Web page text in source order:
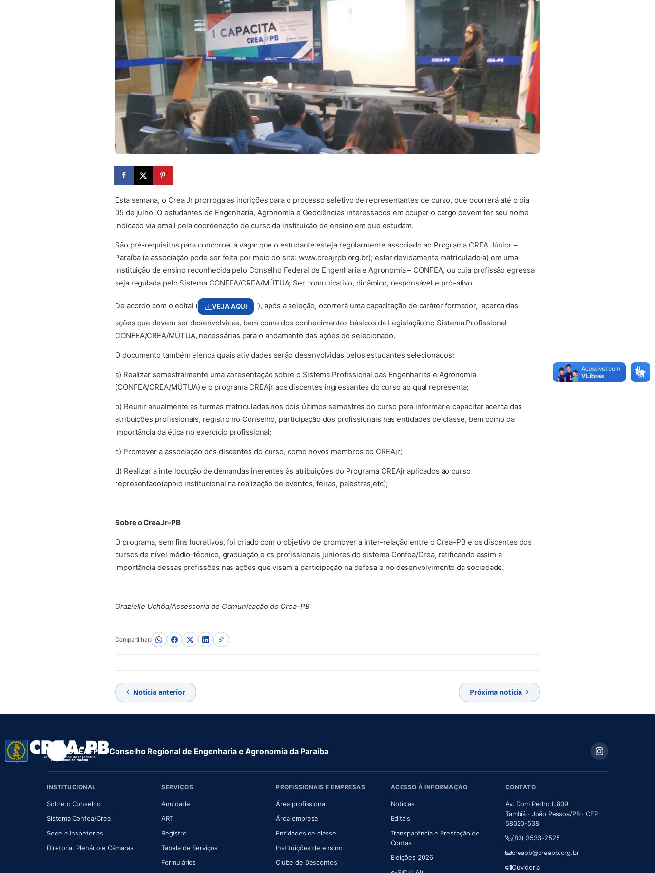
Esta semana, o Crea Jr prorroga as incrições para o processo seletivo de representantes de curso, que ocorrerá até o dia
05 de julho. O estudantes de Engenharia, Agronomia e Geociências interessados em ocupar o cargo devem ter seu nome
indicado via email pela coordenação de curso da instituição de ensino em que estudam.
São pré-requisitos para concorrer à vaga: que o estudante esteja regularmente associado ao Programa CREA Júnior –
Paraíba (a associação pode ser feita por meio do site: www.creajrpb.org.br); estar devidamente matriculado(a) em uma
instituição de ensino reconhecida pelo Conselho Federal de Engenharia e Agronomia – CONFEA, ou cuja profissão egressa
seja regulada pelo Sistema CONFEA/CREA/MÚTUA; Ser comunicativo, dinâmico, responsável e pró-ativo.
De acordo com o edital ( VEJA AQUI
), após a seleção, ocorrerá uma capacitação de caráter formador, acerca das
ações que devem ser desenvolvidas, bem como dos conhecimentos básicos da Legislação no Sistema Profissional
CONFEA/CREA/MÚTUA, necessárias para o andamento das ações do selecionado.
O documento também elenca quais atividades serão desenvolvidas pelos estudantes selecionados:
a) Realizar semestralmente uma apresentação sobre o Sistema Profissional das Engenharias e Agronomia
(CONFEA/CREA/MÚTUA) e o programa CREAjr aos discentes ingressantes do curso ao qual representa;
b) Reunir anualmente as turmas matriculadas nos dois últimos semestres do curso para informar e capacitar acerca das
atribuições profissionais, registro no Conselho, participação dos profissionais nas entidades de classe, bem como da
importância da ética no exercício profissional;
c) Promover a associação dos discentes do curso, como novos membros do CREAjr;
d) Realizar a interlocução de demandas inerentes às atribuições do Programa CREAjr aplicados ao curso
representado(apoio institucional na realização de eventos, feiras, palestras,etc);
Sobre o CreaJr-PB
O programa, sem fins lucrativos, foi criado com o objetivo de promover a inter-relação entre o Crea-PB e os discentes dos
cursos de nível médio-técnico, graduação e os profissionais juniores do sistema Confea/Crea, ratificando assim a
importância dessas profissões nas ações que visam a participação na defesa e no desenvolvimento da sociedade.
Grazielle Uchôa/Assessoria de Comunicação do Crea-PB
Compartilhar:
Notícia anterior Próxima notícia
CREA-PB · Conselho Regional de Engenharia e Agronomia da Paraíba
INSTITUCIONAL
Sobre o Conselho(abre em nova aba)
Sistema Confea/Crea(abre em nova aba)
Sede e Inspetorias
Diretoria, Plenário e Câmaras(abre em nova aba)
SERVIÇOS
Anuidade(abre em nova aba)
ART(abre em nova aba)
Registro
Tabela de Serviços
Formulários
PROFISSIONAIS E EMPRESAS
Área profissional
Área empresa
Entidades de classe
Instituições de ensino
Clube de Descontos
ACESSO À INFORMAÇÃO
Notícias
Editais
Transparência e Prestação de
Contas
Eleições 2026
CONTATO
Av. Dom Pedro I, 809
Tambiá · João Pessoa/PB · CEP
58020-538
(83) 3533-2525
creapb@creapb.org.br
Ouvidoria